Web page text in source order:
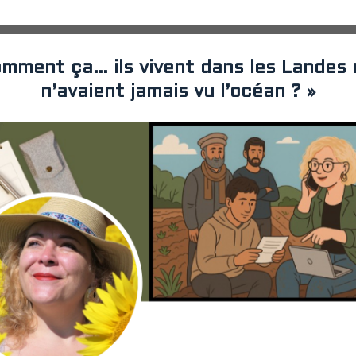
ça… ils vivent dans les Landes
n’avaient jamais vu l’océan ? »